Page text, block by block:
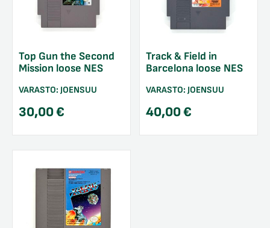
Top Gun the Second
Mission loose NES
VARASTO: JOENSUU
30,00€
Track & Field in
Barcelona loose NES
VARASTO: JOENSUU
40,00€